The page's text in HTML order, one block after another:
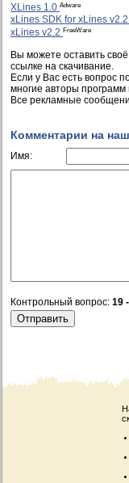
XLines 1.0 Adware
xLines SDK for xLines v2.2
xLines v2.2 FreeWare
Вы можете оставить
ссылке на скачивание.
Если у Вас есть вопрос
многие авторы
Все рекламные
Комментарии на
Имя:
Контрольный вопрос: 19